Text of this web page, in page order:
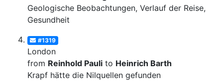
Geologische Beobachtungen, Verlauf der Reise,
Gesundheit
#1319
London
from Reinhold Pauli to Heinrich Barth
Krapf hätte die Nilquellen gefunden